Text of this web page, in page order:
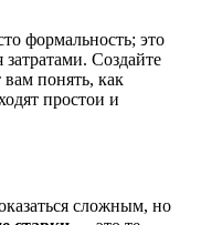
формальность; это
Создайте
понять, как
простои и
сложным, но